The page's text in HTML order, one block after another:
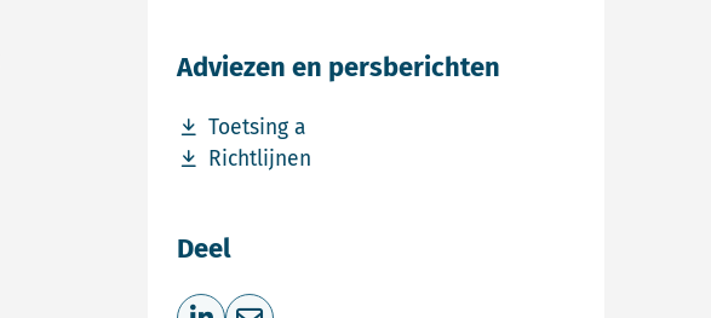
Adviezen en persberichten
Toetsing a
Download bestand Toetsing a
Richtlijnen
Download bestand Richtlijnen
Deel